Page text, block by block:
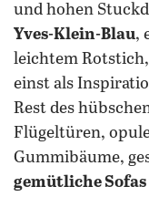
und hohen
Yves-Klein-Blau,
leichtem
einst als
Rest des
Flügeltüren,
Gummibäume,
gemütliche